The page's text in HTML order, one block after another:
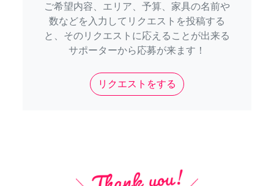
ご希望内容、エリア、予算、家具の名前や
数などを入力してリクエストを投稿する
と、そのリクエストに応えることが出来る
サポーターから応募が来ます！
リクエストをする